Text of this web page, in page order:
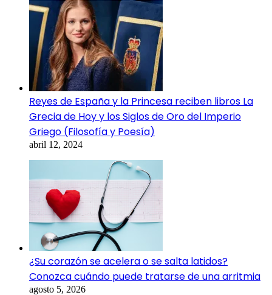
Reyes de España y la Princesa reciben libros La
Grecia de Hoy y los Siglos de Oro del Imperio
Griego (Filosofía y Poesía)
abril 12, 2024
¿Su corazón se acelera o se salta latidos?
Conozca cuándo puede tratarse de una arritmia
agosto 5, 2026